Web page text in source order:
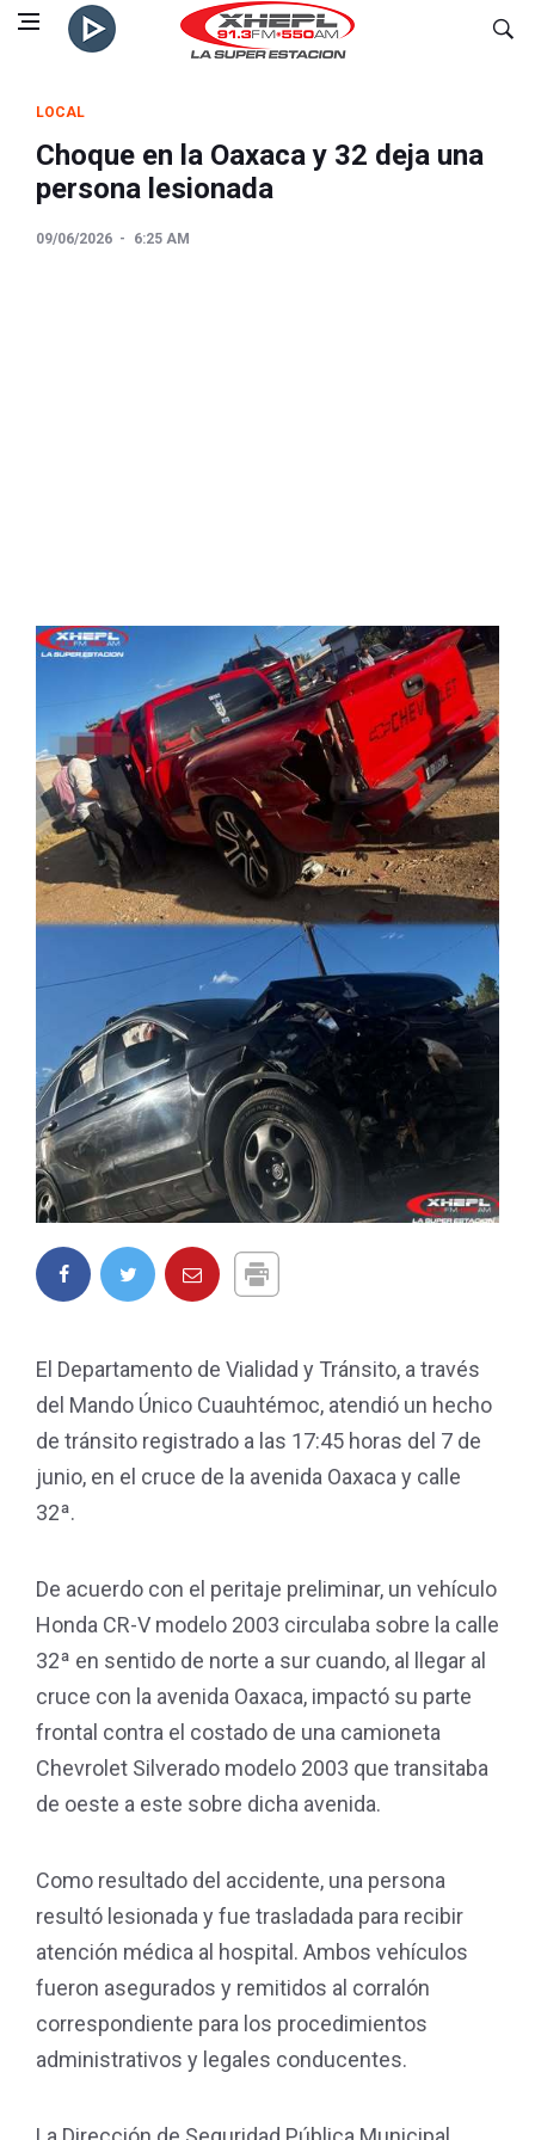
LOCAL
Choque en la Oaxaca y 32 deja una
persona lesionada
09/06/2026 6:25 AM
El Departamento de Vialidad y Tránsito, a través
del Mando Único Cuauhtémoc, atendió un hecho
de tránsito registrado a las 17:45 horas del 7 de
junio, en el cruce de la avenida Oaxaca y calle
32ª.
De acuerdo con el peritaje preliminar, un vehículo
Honda CR-V modelo 2003 circulaba sobre la calle
32ª en sentido de norte a sur cuando, al llegar al
cruce con la avenida Oaxaca, impactó su parte
frontal contra el costado de una camioneta
Chevrolet Silverado modelo 2003 que transitaba
de oeste a este sobre dicha avenida.
Como resultado del accidente, una persona
resultó lesionada y fue trasladada para recibir
atención médica al hospital. Ambos vehículos
fueron asegurados y remitidos al corralón
correspondiente para los procedimientos
administrativos y legales conducentes.